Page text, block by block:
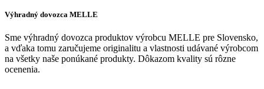
Výhradný dovozca MELLE
Sme výhradný dovozca produktov výrobcu MELLE pre Slovensko,
a vďaka tomu zaručujeme originalitu a vlastnosti udávané výrobcom
na všetky naše ponúkané produkty. Dôkazom kvality sú rôzne
ocenenia.